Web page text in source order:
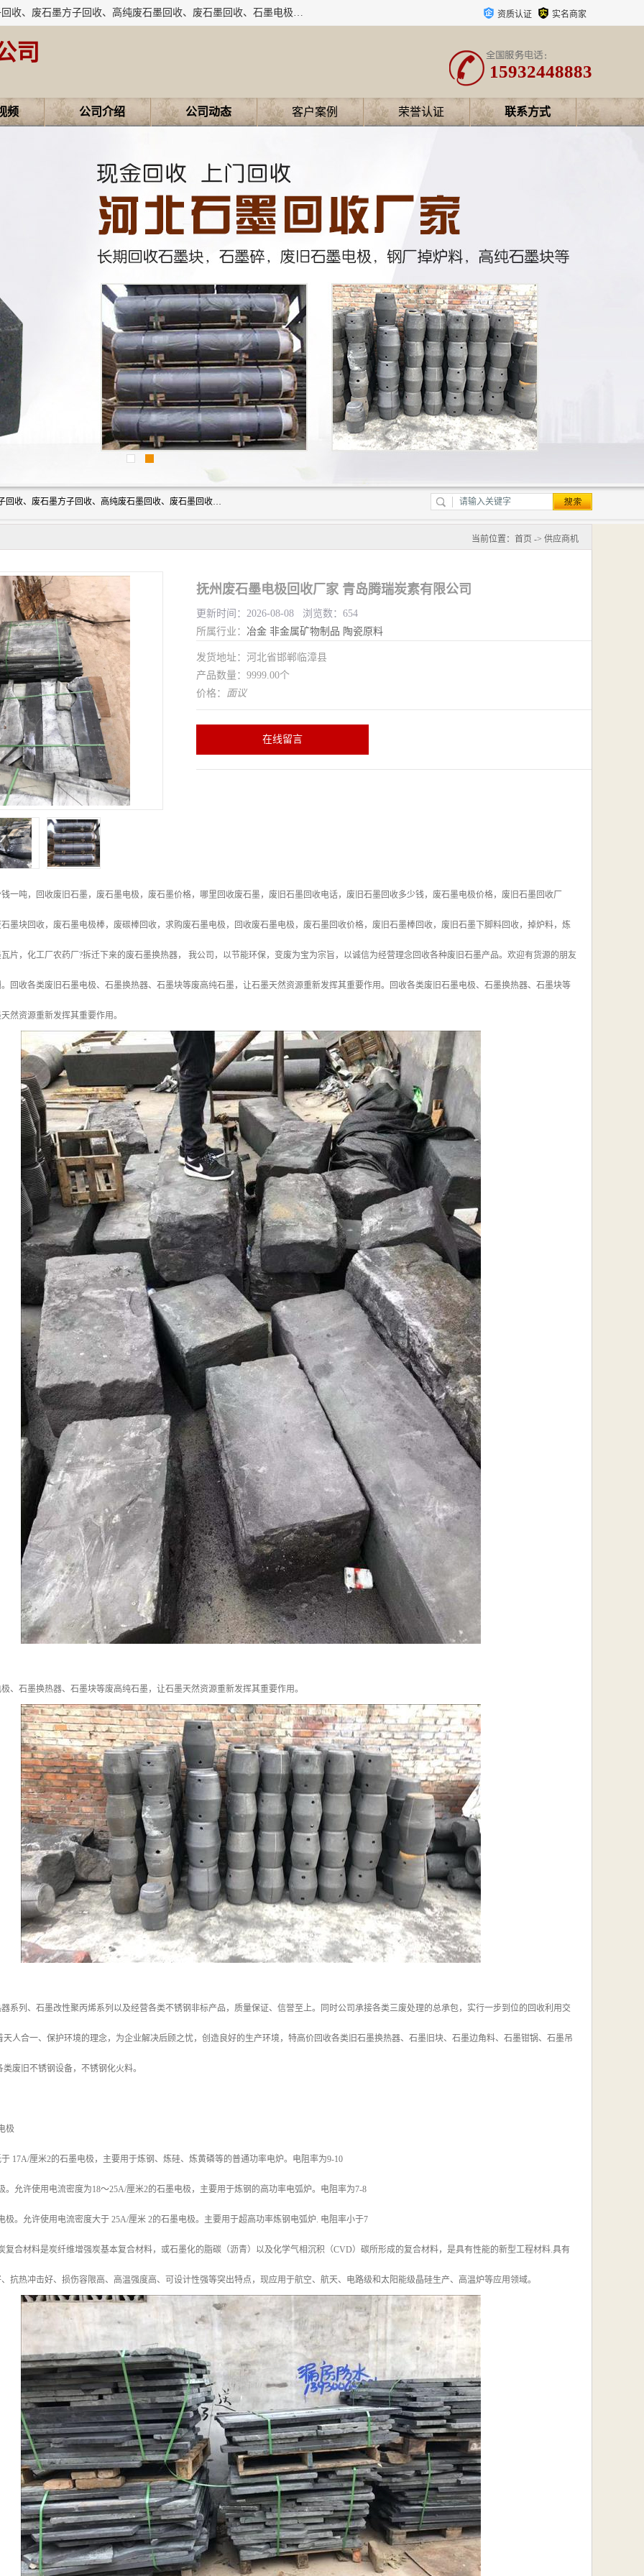
河北石墨回收厂家昊联碳素有限公司主要经营业务：石墨粉子回收、废石墨方子回收、高纯废石墨回收、废石墨回收、石墨电极回收、废石墨板回收、石墨增碳剂、单晶硅石墨、单晶硅石墨回收、废多晶硅石墨、废多晶硅石墨回收、废高纯石墨回收、废石墨、废石墨棒、废石墨棒回收、废石墨换热器回收、高纯石墨回收、石墨粉回收、石墨换热器回收、石墨纸回收、回收石墨板、回收石墨电极、石墨板回收、石墨回收。 资质认证 实名商家
司
15932448883
频 公司介绍 公司动态 客户案例 荣誉认证 联系方式
河北石墨回收厂家昊联碳素有限公司主要经营业务：石墨粉子回收、废石墨方子回收、高纯废石墨回收、废石墨回收、石墨电极回收、废石墨板回收、石墨增碳剂、单晶硅石墨、单晶硅石墨回收、废多晶硅石墨、废多晶硅石墨回收、废高纯石墨回收、废石墨、废石墨棒、废石墨棒回收、废石墨换热器回收、高纯石墨回收、石墨粉回收、石墨换热器回收、石墨纸回收、回收石墨板、回收石墨电极、石墨板回收、石墨回收。
当前位置： 首页 -> 供应商机
抚州废石墨电极回收厂家 青岛腾瑞炭素有限公司
更新时间：2026-08-08 浏览数：654
所属行业： 冶金 非金属矿物制品 陶瓷原料
发货地址：河北省邯郸临漳县
产品数量：9999.00个
价格： 面议
在线留言
一吨，回收废旧石墨，废石墨电极，废石墨价格，哪里回收废石墨，废旧石墨回收电话，废旧石墨回收多少钱，废石墨电极价格，废旧石墨回收厂
墨块回收，废石墨电极棒，废碳棒回收，求购废石墨电极，回收废石墨电极，废石墨回收价格，废旧石墨棒回收，废旧石墨下脚料回收，掉炉料，炼
片，化工厂农药厂?拆迁下来的废石墨换热器， 我公司，以节能环保，变废为宝为宗旨，以诚信为经营理念回收各种废旧石墨产品。欢迎有货源的朋友
回收各类废旧石墨电极、石墨换热器、石墨块等废高纯石墨，让石墨天然资源重新发挥其重要作用。回收各类废旧石墨电极、石墨换热器、石墨块等
然资源重新发挥其重要作用。
、石墨换热器、石墨块等废高纯石墨，让石墨天然资源重新发挥其重要作用。
系列、石墨改性聚丙烯系列以及经营各类不锈钢非标产品，质量保证、信誉至上。同时公司承接各类三废处理的总承包，实行一步到位的回收利用交
天人合一、保护环境的理念，为企业解决后顾之忧，创造良好的生产环境，特高价回收各类旧石墨换热器、石墨旧块、石墨边角料、石墨钳锅、石墨吊
废旧不锈钢设备，不锈钢化火料。
极
17A/厘米2的石墨电极，主要用于炼钢、炼硅、炼黄磷等的普通功率电炉。电阻率为9-10
。允许使用电流密度为18～25A/厘米2的石墨电极，主要用于炼钢的高功率电弧炉。电阻率为7-8
极。允许使用电流密度大于 25A/厘米 2的石墨电极。主要用于超高功率炼钢电弧炉. 电阻率小于7
复合材料是炭纤维增强炭基本复合材料，或石墨化的脂碳（沥青）以及化学气相沉积（CVD）碳所形成的复合材料，是具有性能的新型工程材料.具有
抗热冲击好、损伤容限高、高温强度高、可设计性强等突出特点，现应用于航空、航天、电路级和太阳能级晶硅生产、高温炉等应用领域。